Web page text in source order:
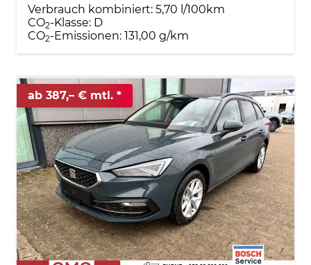
Verbrauch kombiniert: 5,70 l/100km
CO2-Klasse: D
CO2-Emissionen: 131,00 g/km
ab 387,– € mtl.